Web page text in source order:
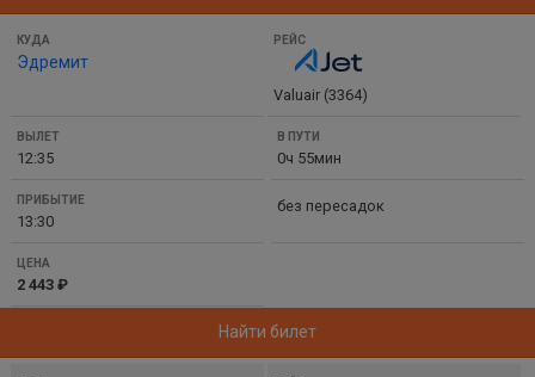
Эдремит
Valuair (3364)
12:35 0ч 55мин
13:30
без пересадок
2 443 ₽
Найти билет